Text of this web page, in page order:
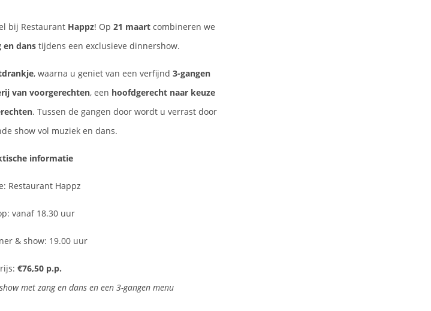
bij Restaurant Happz! Op 21 maartcombineren we
en danstijdens een exclusieve dinnershow.
, waarna u geniet van een verfijnd 3-gangen
van voorgerechten, een hoofdgerecht naar keuze
. Tussen de gangen door wordt u verrast door
show vol muziek en dans.
informatie
Restaurant Happz
vanaf 18.30 uur
& show: 19.00 uur
€76,50 p.p.
met zang en dans en een 3-gangen menu